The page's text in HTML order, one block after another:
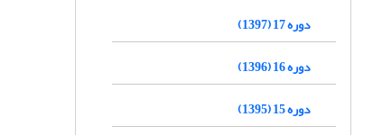
دوره 17 (1397)
دوره 16 (1396)
دوره 15 (1395)